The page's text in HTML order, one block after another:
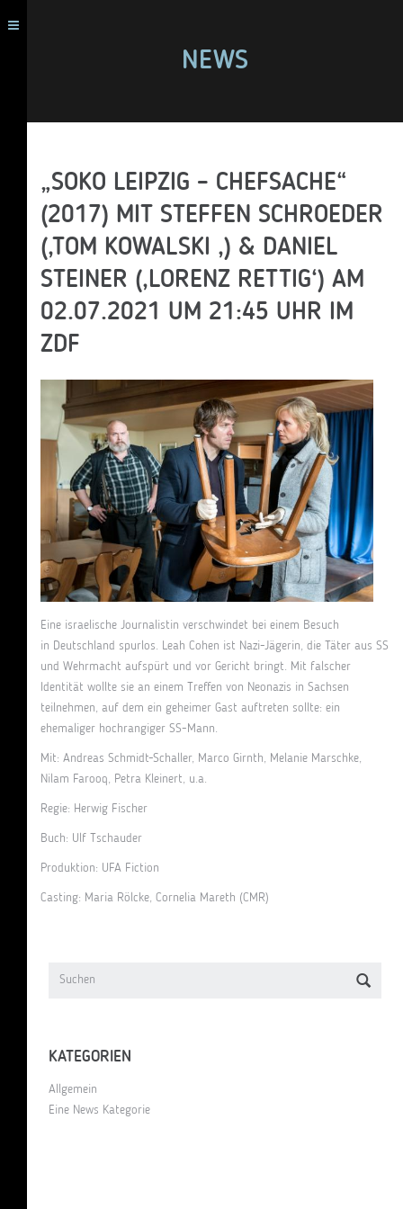
NEWS
„SOKO LEIPZIG – CHEFSACHE“
(2017) MIT STEFFEN SCHROEDER
(‚TOM KOWALSKI ‚) & DANIEL
STEINER (‚LORENZ RETTIG‘) AM
02.07.2021 UM 21:45 UHR IM
ZDF
Eine israelische Journalistin verschwindet bei einem Besuch
in Deutschland spurlos. Leah Cohen ist Nazi-Jägerin, die Täter aus SS
und Wehrmacht aufspürt und vor Gericht bringt. Mit falscher
Identität wollte sie an einem Treffen von Neonazis in Sachsen
teilnehmen, auf dem ein geheimer Gast auftreten sollte: ein
ehemaliger hochrangiger SS-Mann.
Mit: Andreas Schmidt-Schaller, Marco Girnth, Melanie Marschke,
Nilam Farooq, Petra Kleinert, u.a.
Regie: Herwig Fischer
Buch: Ulf Tschauder
Produktion: UFA Fiction
Casting: Maria Rölcke, Cornelia Mareth (CMR)
KATEGORIEN
Allgemein
Eine News Kategorie